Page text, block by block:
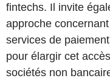
fintechs. Il invite
approche
services de
pour élargir cet
sociétés non